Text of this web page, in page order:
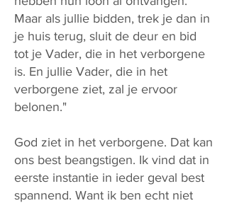
Maar als jullie bidden, trek je dan in
je huis terug, sluit de deur en bid
tot je Vader, die in het verborgene
is. En jullie Vader, die in het
verborgene ziet, zal je ervoor
belonen."
God ziet in het verborgene. Dat kan
ons best beangstigen. Ik vind dat in
eerste instantie in ieder geval best
spannend. Want ik ben echt niet